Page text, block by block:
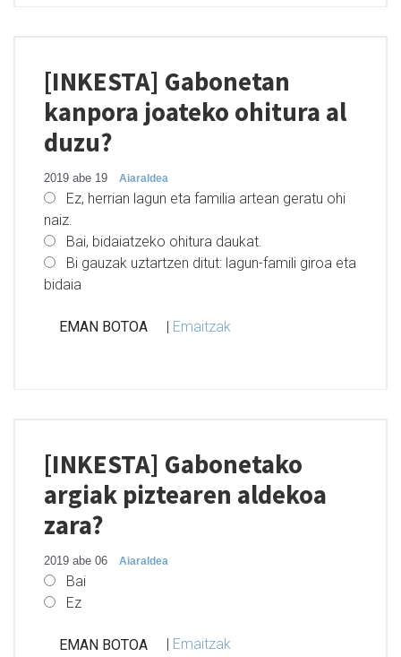
[INKESTA] Gabonetan
kanpora joateko ohitura al
duzu?
2019 abe 19 Aiaraldea
Ez, herrian lagun eta familia artean geratu ohi
naiz.
Bai, bidaiatzeko ohitura daukat.
Bi gauzak uztartzen ditut: lagun-famili giroa eta
bidaia
| Emaitzak
[INKESTA] Gabonetako
argiak piztearen aldekoa
zara?
2019 abe 06 Aiaraldea
Bai
Ez
| Emaitzak